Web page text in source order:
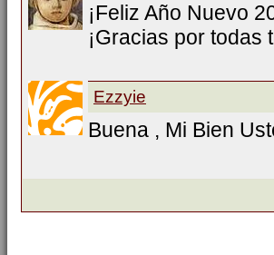
¡Feliz Año Nuevo
¡Gracias por todas
Ezzyie
Buena , Mi Bien